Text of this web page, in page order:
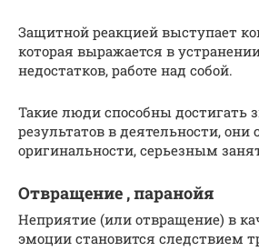
Защитной реакцией выступает
которая выражается в
недостатков, работе над собой.
Такие люди способны достигать
результатов в деятельности, они
оригинальности, серьезным
Отвращение , паранойя
Неприятие (или отвращение) в
эмоции становится следствием